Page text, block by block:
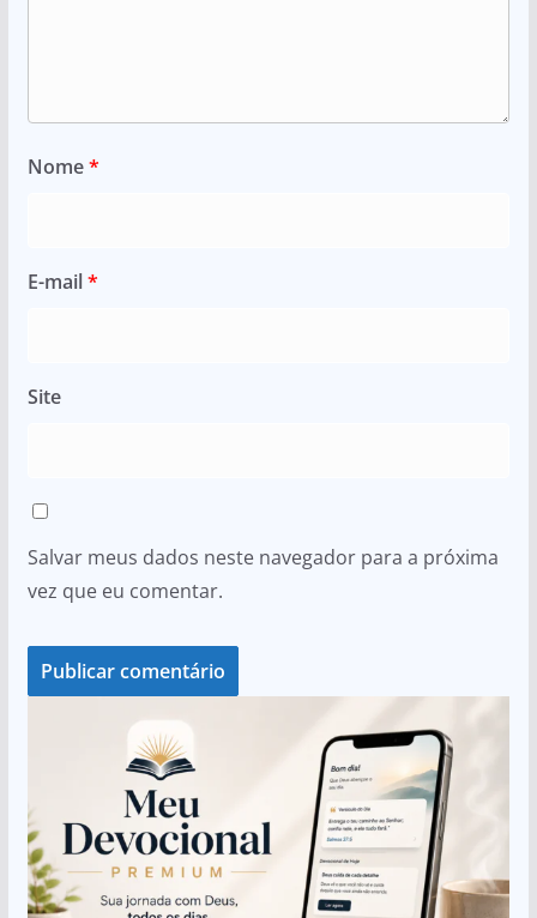
Nome*
E-mail*
Site
Salvar meus dados neste navegador para a próxima
vez que eu comentar.